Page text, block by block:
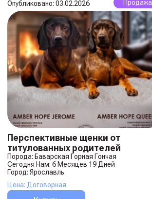
Опубликовано: 03.02.2026 Продажа
Перспективные щенки от
титулованных родителей
Порода: Баварская Горная Гончая
Сегодня Нам: 6 Месяцев 19 Дней
Город: Ярославль
Цена: Договорная